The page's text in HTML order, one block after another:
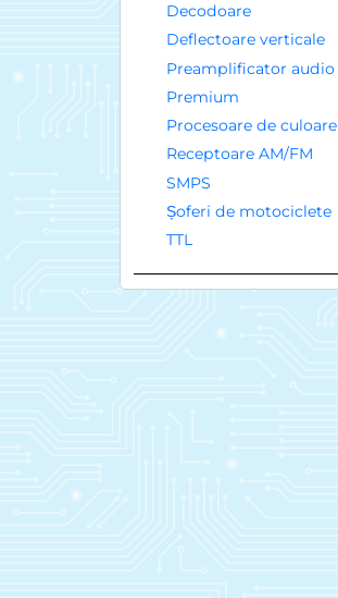
Decodoare
Deflectoare verticale
Preamplificator audio
Premium
Procesoare de culoare
Receptoare AM/FM
SMPS
Șoferi de motociclete
TTL